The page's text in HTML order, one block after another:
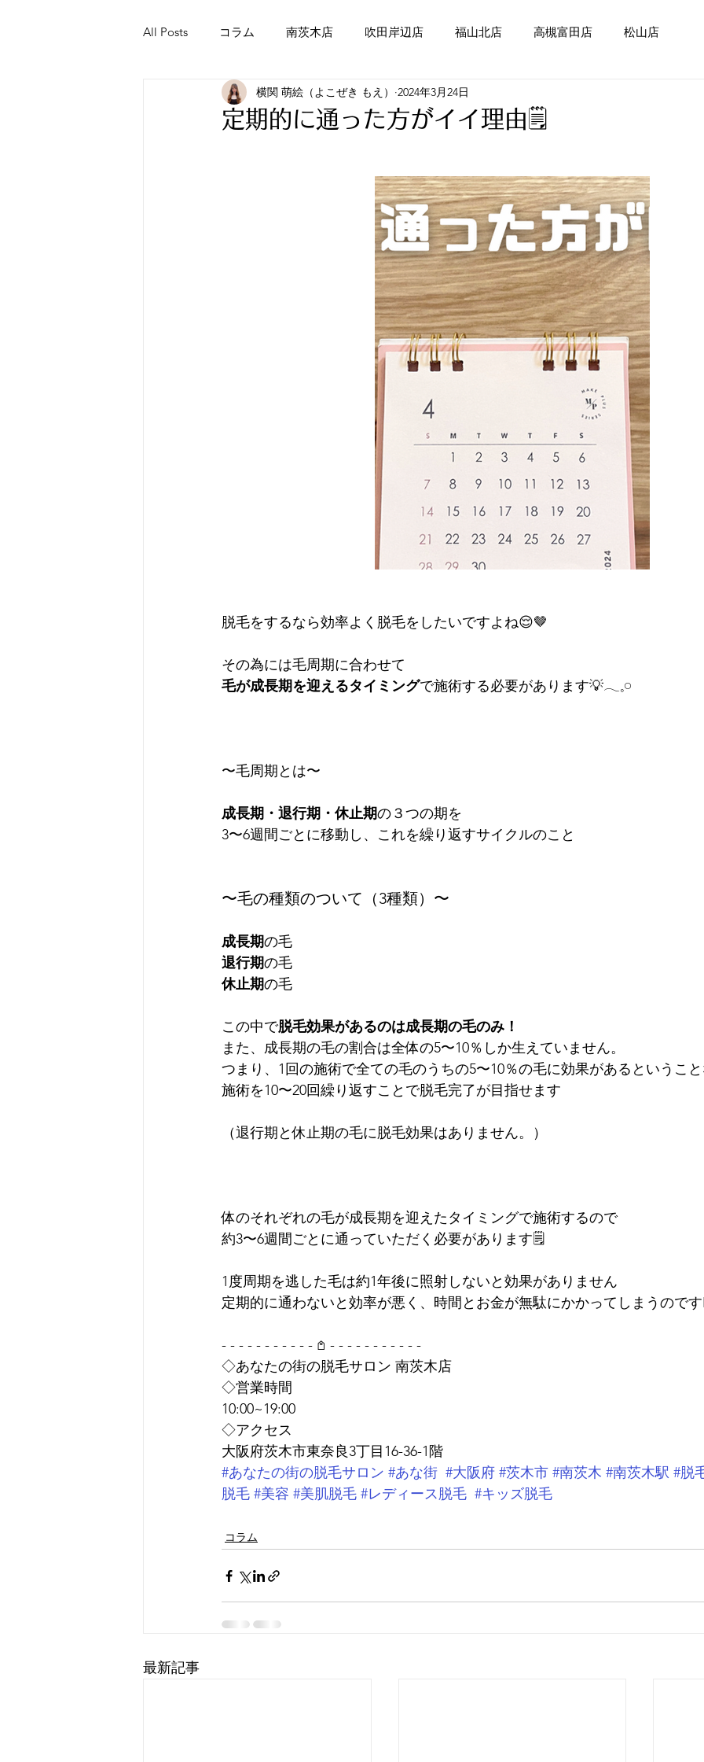
All Posts コラム 南茨木店 吹田岸辺店 福山北店 高槻富田店 松山店
定期的に通った方がイイ理由🗒
横関 萌絵（よこぜき もえ） 2024年3月24日
脱毛をするなら効率よく脱毛をしたいですよね😌🤎
その為には毛周期に合わせて
毛が成長期を迎えるタイミングで施術する必要があります💡𓂃𓈒𓏸
〜毛周期とは〜
成長期・退行期・休止期の３つの期を
3〜6週間ごとに移動し、これを繰り返すサイクルのこと
〜毛の種類のついて（3種類）〜
成長期の毛
退行期の毛
休止期の毛
この中で脱毛効果があるのは成長期の毛のみ！
また、成長期の毛の割合は全体の5〜10％しか生えていません。
つまり、1回の施術で全ての毛のうちの5〜10％の毛に効果があるというこ
施術を10〜20回繰り返すことで脱毛完了が目指せます
（退行期と休止期の毛に脱毛効果はありません。）
体のそれぞれの毛が成長期を迎えたタイミングで施術するので
約3〜6週間ごとに通っていただく必要があります🗒
1度周期を逃した毛は約1年後に照射しないと効果がありません
定期的に通わないと効率が悪く、時間とお金が無駄にかかってしまうのです
- - - - - - - - - - - 𖤘 - - - - - - - - - - -
◇あなたの街の脱毛サロン 南茨木店
◇営業時間
10:00~19:00
◇アクセス
大阪府茨木市東奈良3丁目16-36-1階
#あなたの街の脱毛サロン #あな街 #大阪府 #茨木市 #南茨木 #南茨木駅 #脱
脱毛 #美容 #美肌脱毛 #レディース脱毛 #キッズ脱毛
コラム
最新記事